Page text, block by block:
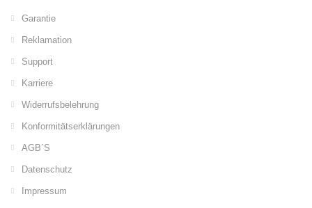
Garantie
Reklamation
Support
Karriere
Widerrufsbelehrung
Konformitätserklärungen
AGB´S
Datenschutz
Impressum